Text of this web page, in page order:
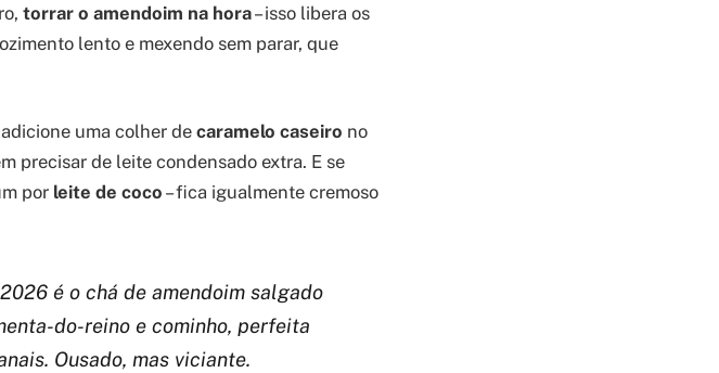
torrar o amendoim na hora– isso libera os
lento e mexendo sem parar, que
uma colher de caramelo caseiro no
precisar de leite condensado extra. E se
por leite de coco – fica igualmente cremoso
é o chá de amendoim salgado
do-reino e cominho, perfeita
Ousado, mas viciante.